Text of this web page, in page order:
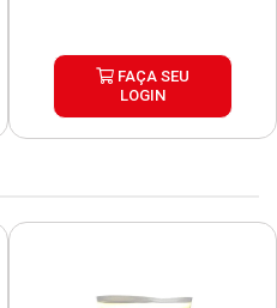
FAÇA SEU
LOGIN